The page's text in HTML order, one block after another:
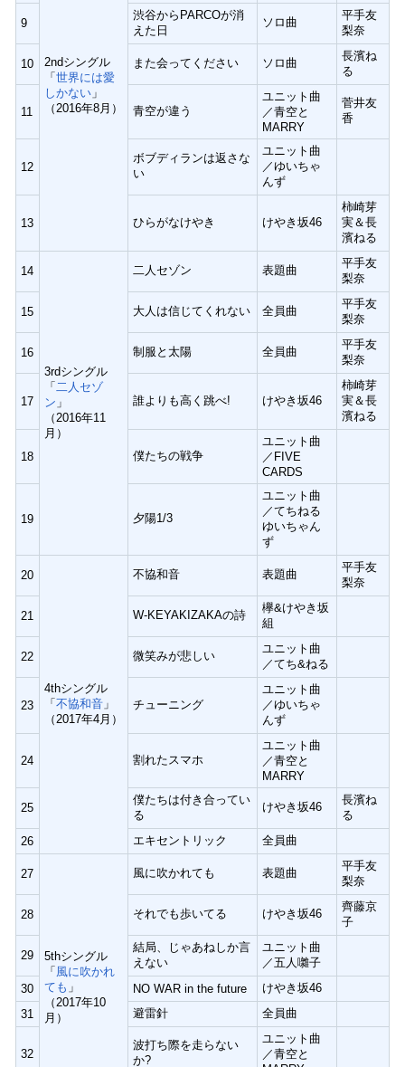
2ndシングル
「 世界には愛
しかない」
（2016年8月）
9
渋谷からPARCOが消
えた日
ソロ曲
平手友
梨奈
10 また会ってください ソロ曲
長濱ね
る
11 青空が違う
ユニット曲
／青空と
MARRY
菅井友
香
12
ボブディランは返さな
い
ユニット曲
／ゆいちゃ
んず
13 ひらがなけやき けやき坂46
柿崎芽
実＆長
濱ねる
14
3rdシングル
「 二人セゾ
ン 」
（2016年11
月）
二人セゾン 表題曲
平手友
梨奈
15 大人は信じてくれない 全員曲
平手友
梨奈
16 制服と太陽 全員曲
平手友
梨奈
17 誰よりも高く跳べ! けやき坂46
柿崎芽
実＆長
濱ねる
18 僕たちの戦争
ユニット曲
／FIVE
CARDS
19 夕陽1/3
ユニット曲
／てちねる
ゆいちゃん
ず
20
4thシングル
「 不協和音」
（2017年4月）
不協和音 表題曲
平手友
梨奈
21 W-KEYAKIZAKAの詩
欅&けやき坂
組
22 微笑みが悲しい
ユニット曲
／てち&ねる
23 チューニング
ユニット曲
／ゆいちゃ
んず
24 割れたスマホ
ユニット曲
／青空と
MARRY
25
僕たちは付き合ってい
る
けやき坂46
長濱ね
る
26
エキセントリック 全員曲
27
5thシングル
「 風に吹かれ
ても 」
（2017年10
月）
風に吹かれても 表題曲
平手友
梨奈
28 それでも歩いてる けやき坂46
齊藤京
子
29
結局、じゃあねしか言
えない
ユニット曲
／五人囃子
30
NO WAR in the future
けやき坂46
31
避雷針 全員曲
32
波打ち際を走らない
か?
ユニット曲
／青空と